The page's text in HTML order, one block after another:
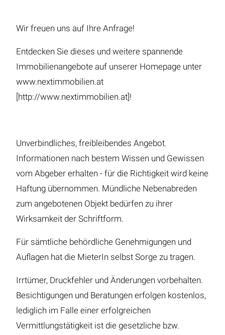
Wir freuen uns auf Ihre Anfrage!
Entdecken Sie dieses und weitere spannende
Immobilienangebote auf unserer Homepage unter
www.nextimmobilien.at
[http://www.nextimmobilien.at]!
Unverbindliches, freibleibendes Angebot.
Informationen nach bestem Wissen und Gewissen
vom Abgeber erhalten - für die Richtigkeit wird keine
Haftung übernommen. Mündliche Nebenabreden
zum angebotenen Objekt bedürfen zu ihrer
Wirksamkeit der Schriftform.
Für sämtliche behördliche Genehmigungen und
Auflagen hat die MieterIn selbst Sorge zu tragen.
Irrtümer, Druckfehler und Änderungen vorbehalten.
Besichtigungen und Beratungen erfolgen kostenlos,
lediglich im Falle einer erfolgreichen
Vermittlungstätigkeit ist die gesetzliche bzw.